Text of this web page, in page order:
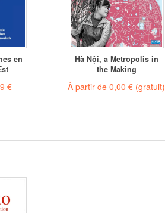
en
€
Hà Nội, a Metropolis in
the Making
À partir de 0,00 € (gratuit)